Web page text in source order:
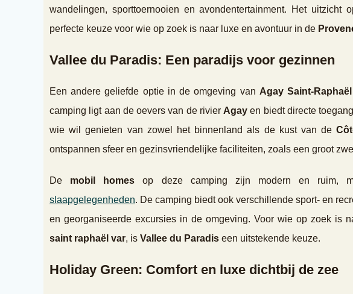
wandelingen, sporttoernooien en avondentertainment. Het uitzicht
perfecte keuze voor wie op zoek is naar luxe en avontuur in de
Vallee du Paradis: Een paradijs voor gezinnen
Een andere geliefde optie in de omgeving van Agay Saint-Raphaël
camping ligt aan de oevers van de rivier Agay en biedt directe
wie wil genieten van zowel het binnenland als de kust van de
ontspannen sfeer en gezinsvriendelijke faciliteiten, zoals een groot
De mobil homes op deze camping zijn modern en ruim,
slaapgelegenheden. De camping biedt ook verschillende sport- en
en georganiseerde excursies in de omgeving. Voor wie op zoek is
saint raphaël var, is Vallee du Paradis een uitstekende keuze.
Holiday Green: Comfort en luxe dichtbij de zee